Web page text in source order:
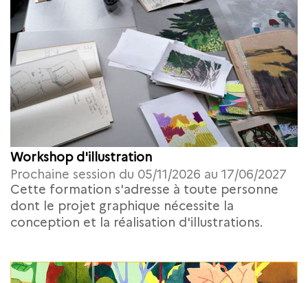
Workshop d'illustration
Prochaine session du 05/11/2026 au 17/06/2027
Cette formation s'adresse à toute personne
dont le projet graphique nécessite la
conception et la réalisation d'illustrations.